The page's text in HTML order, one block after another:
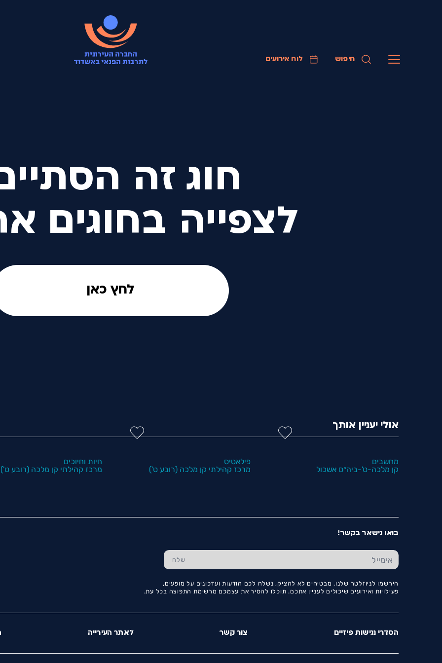
לוח אירועים חיפוש
חוג זה
לצפייה בחוגים
לחץ כאן
אולי יעניין אותך
מחשבים
קן מלכה-ט'-ביה״ס אשכול
פילאטיס
מרכז קהילתי קן מלכה (רובע ט')
חיות וחיוכים
מרכז קהילתי קן מלכה (רובע ט')
בואו נישאר בקשר!
הירשמו לניוזלטר שלנו. מבטיחים לא להציק, נשלח לכם הודעות ועדכונים על מופעים,
פעילויות ואירועים שיכולים לעניין אתכם. תוכלו להסיר את עצמכם מרשימת התפוצה בכל עת.
הסדרי נגישות פיזיים צור קשר לאתר העירייה